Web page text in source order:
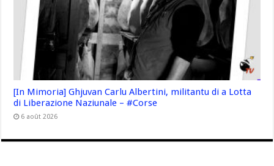
[In Mimoria] Ghjuvan Carlu Albertini, militantu di a Lotta
di Liberazione Naziunale – #Corse
6 août 2026